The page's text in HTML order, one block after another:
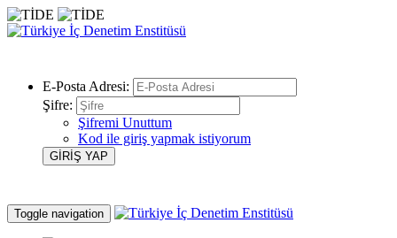
E-Posta Adresi:
Şifre:
Şifremi Unuttum
Kod ile giriş yapmak istiyorum
Toggle navigation